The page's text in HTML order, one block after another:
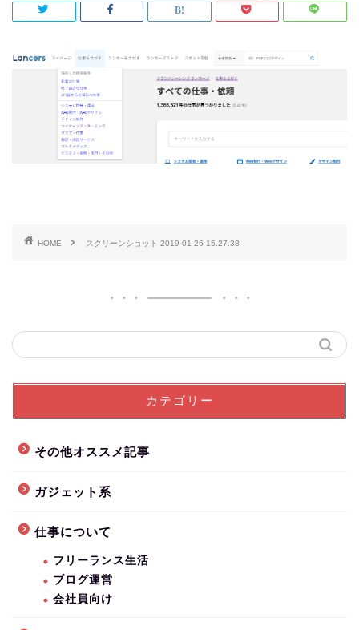
HOME スクリーンショット 2019-01-26 15.27.38
カテゴリー
その他オススメ記事
ガジェット系
仕事について
フリーランス生活
ブログ運営
会社員向け